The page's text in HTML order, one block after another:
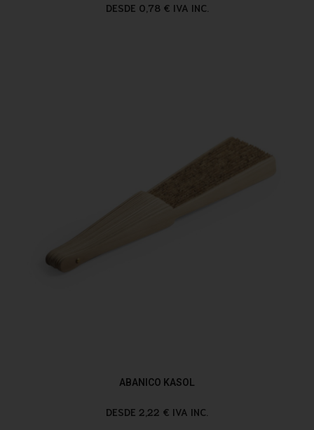
DESDE 0,78 € IVA INC.
ABANICO KASOL
DESDE 2,22 € IVA INC.